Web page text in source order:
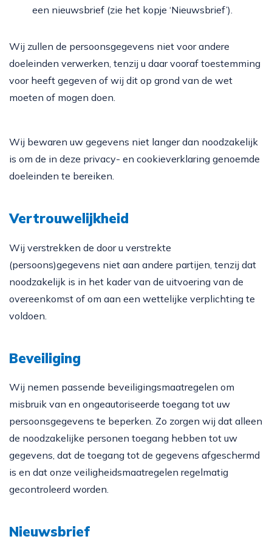
een nieuwsbrief (zie het kopje ‘Nieuwsbrief’).
Wij zullen de persoonsgegevens niet voor andere
doeleinden verwerken, tenzij u daar vooraf toestemming
voor heeft gegeven of wij dit op grond van de wet
moeten of mogen doen.
Wij bewaren uw gegevens niet langer dan noodzakelijk
is om de in deze privacy- en cookieverklaring genoemde
doeleinden te bereiken.
Vertrouwelijkheid
Wij verstrekken de door u verstrekte
(persoons)gegevens niet aan andere partijen, tenzij dat
noodzakelijk is in het kader van de uitvoering van de
overeenkomst of om aan een wettelijke verplichting te
voldoen.
Beveiliging
Wij nemen passende beveiligingsmaatregelen om
misbruik van en ongeautoriseerde toegang tot uw
persoonsgegevens te beperken. Zo zorgen wij dat alleen
de noodzakelijke personen toegang hebben tot uw
gegevens, dat de toegang tot de gegevens afgeschermd
is en dat onze veiligheidsmaatregelen regelmatig
gecontroleerd worden.
Nieuwsbrief